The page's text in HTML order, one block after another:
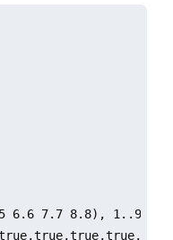
6.6 7.7 8.8), 1..9)